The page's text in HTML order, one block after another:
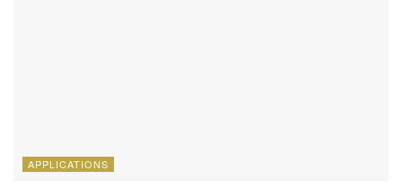
APPLICATIONS